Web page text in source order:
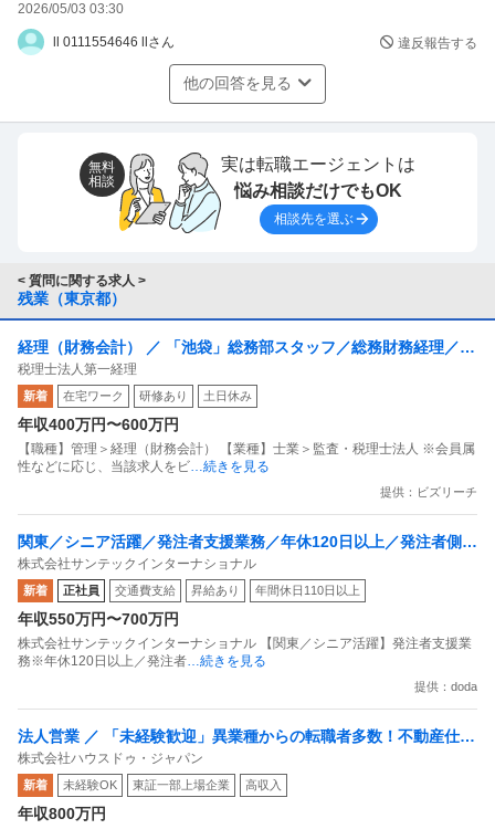
・労働時間は「使用者の指揮命令下に置かれている時間」
・実際に働いた時間を記録から削除することは「賃金不払
たとえ会社が「残業は20時間以内」と社内ルールを作っ
さらに、
本人が削らなくても会社側が勝手に修正する行為は、労働
時間改ざんとして行政指導の対象になります。
■②フレックスタイム制でも休日出勤手当は発生するか
発生します。
であって、休日労働の割増（35％以上）を免除する制度
ではありません。
・法定休日に働けば 必ず35％以上の割増賃金（労基法37
条）
・フレックス制でも休日の定義は変わらない
・土日祝が会社の「所定休日」なら、休日労働として割増
■③「自己判断で出勤したから手当は出ない」は通るか
通りません。
会社が以下のどれかに該当すれば、休日労働として扱われ
ます。
・業務量的に出勤せざるを得ない状況を会社が放置してい
る
・事後的に会社がその成果を受け取っている（黙示の指揮
命令）
2026/05/03 03:30
ll 0111554646 llさん 違反報告する
他の回答を見る
無料
相談
実は転職エージェントは
悩み相談だけでもOK
相談先を選ぶ
< 質問に関する求人 >
残業（東京都）
経理（財務会計） ／ 「池袋」総務部スタッフ／総務財務経理／7
時間勤務／残業少なめ／各種手当充実
税理士法人第一経理
新着 在宅ワーク 研修あり 土日休み
年収400万円〜600万円
【職種】管理＞経理（財務会計） 【業種】士業＞監査・税理士法人 ※会員属
性などに応じ、当該求人をビ…続きを見る
提供：ビズリーチ
関東／シニア活躍／発注者支援業務／年休120日以上／発注者側／
官公庁で内勤／残業20h程度
株式会社サンテックインターナショナル
新着 正社員 交通費支給 昇給あり 年間休日110日以上
年収550万円〜700万円
株式会社サンテックインターナショナル 【関東／シニア活躍】発注者支援業
務※年休120日以上／発注者…続きを見る
提供：doda
法人営業 ／ 「未経験歓迎」異業種からの転職者多数！不動産仕入
れ営業職（BtoB）東証プライム上場グループ残業月平均10h未
満・年休128日以上可
株式会社ハウスドゥ・ジャパン
新着 未経験OK 東証一部上場企業 高収入
年収800万円